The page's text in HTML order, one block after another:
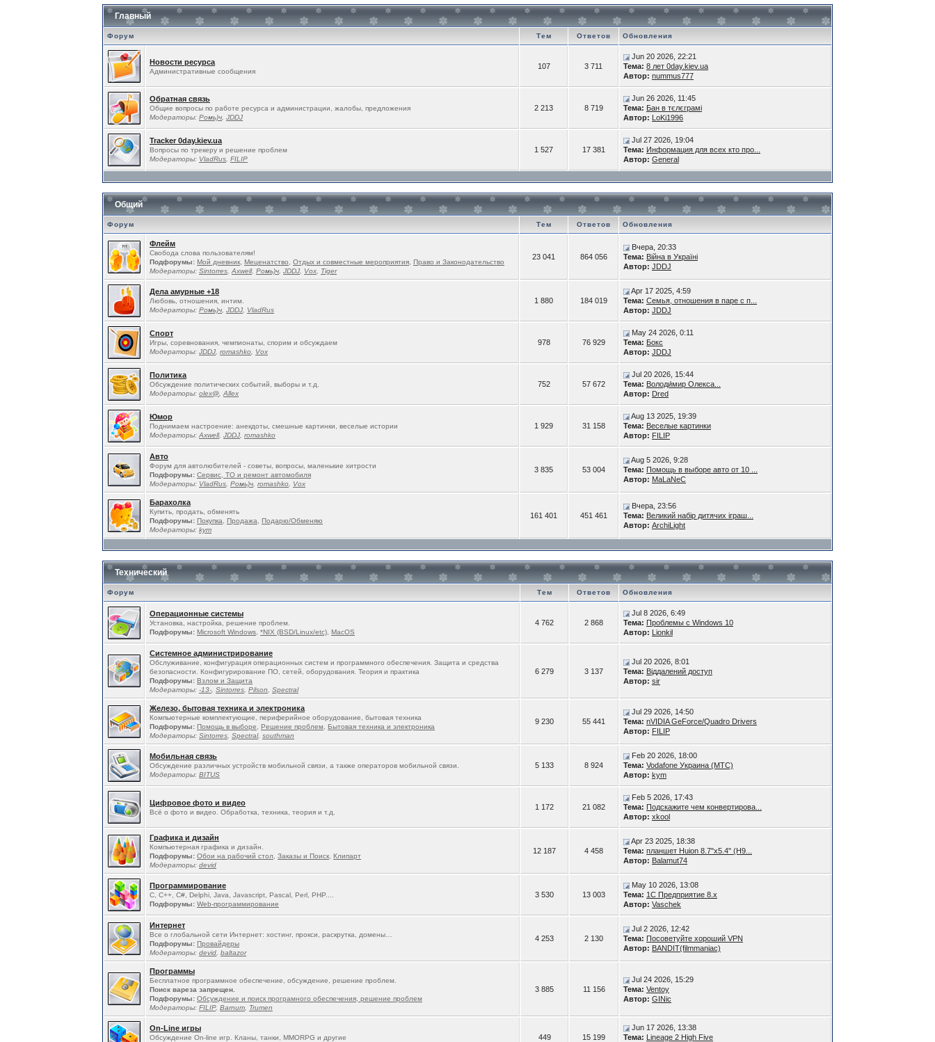
Главный
Форум Тем Ответов Обновления
Новости ресурса
Административные сообщения
107 3 711
Jun 20 2026, 22:21
Тема: 8 лет 0day.kiev.ua
Автор: nummus777
Обратная связь
Общие вопросы по работе ресурса и администрации, жалобы, предложения
Модераторы: Ромь)ч, JDDJ
2 213 8 719
Jun 26 2026, 11:45
Тема: Бан в тєлєграмі
Автор:
LoKi1996
Tracker 0day.kiev.ua
Вопросы по трекеру и решение проблем
Модераторы: VladRus, FILIP
1 527 17 381
Jul 27 2026, 19:04
Тема: Информация для всех кто про...
Автор: General
Общий
Форум Тем Ответов Обновления
Флейм
Свобода слова пользователям!
Подфорумы: Мой дневник, Меценатство, Отдых и совместные мероприятия, Право и Законодательство
Модераторы: Sintorres,Ахwell, Ромь)ч, JDDJ, Vox, Tiger
23 041 864 056
Вчера, 20:33
Тема: Війна в Україні
Автор: JDDJ
Дела амурные +18
Любовь, отношения, интим.
Модераторы: Ромь)ч, JDDJ, VladRus
1 880 184 019
Apr 17 2025, 4:59
Тема: Семья, отношения в паре с п...
Автор: JDDJ
Спорт
Игры, соревнования, чемпионаты, спорим и обсуждаем
Модераторы: JDDJ, romashko, Vox
978 76 929
May 24 2026, 0:11
Тема: Бокс
Автор: JDDJ
Политика
Обсуждение политических событий, выборы и т.д.
Модераторы: olex@,Allex
752 57 672
Jul 20 2026, 15:44
Тема: Володи́мир Олекса...
Автор: Dred
Юмор
Поднимаем настроение: анекдоты, смешные картинки, веселые истории
Модераторы:Ахwell, JDDJ, romashko
1 929 31 158
Aug 13 2025, 19:39
Тема: Веселые картинки
Автор: FILIP
Авто
Форум для автолюбителей - советы, вопросы, маленькие хитрости
Подфорумы: Сервис, ТО и ремонт автомобиля
Модераторы: VladRus, Ромь)ч, romashko, Vox
3 835 53 004
Aug 5 2026, 9:28
Тема: Помощь в выборе авто от 10 ...
Автор: MaLaNeC
Барахолка
Купить, продать, обменять
Подфорумы: Покупка, Продажа, Подарю/Обменяю
Модераторы: kym
161 401 451 461
Вчера, 23:56
Тема: Великий набір дитячих іграш...
Автор: ArchiLight
Технический
Форум Тем Ответов Обновления
Операционные системы
Установка, настройка, решение проблем.
Подфорумы: Microsoft Windows, *NIX (BSD/Linux/etc), MacOS
4 762 2 868
Jul 8 2026, 6:49
Тема: Проблемы с Windows 10
Автор:
Lionkil
Системное администрирование
Обслуживание, конфигурация операционных систем и программного обеспечения. Защита и средства
безопасности. Конфигурирование ПО, сетей, оборудования. Теория и практика
Подфорумы: Взлом и Защита
Модераторы: -13-, Sintorres, Pilson, Spectral
6 279 3 137
Jul 20 2026, 8:01
Тема: Віддалений доступ
Автор: sir
Железо, бытовая техника и электроника
Компьютерные комплектующие, периферийное оборудование, бытовая техника
Подфорумы: Помощь в выборе, Решение проблем, Бытовая техника и электроника
Модераторы: Sintorres, Spectral, southman
9 230 55 441
Jul 29 2026, 14:50
Тема: nVIDIA GeForce/Quadro Drivers
Автор: FILIP
Мобильная связь
Обсуждение различных устройств мобильной связи, а также операторов мобильной связи.
Модераторы: BITUS
5 133 8 924
Feb 20 2026, 18:00
Тема: Vodafone Украина (МТС)
Автор: kym
Цифровое фото и видео
Всё о фото и видео. Обработка, техника, теория и т.д.
1 172 21 082
Feb 5 2026, 17:43
Тема: Подскажите чем конвертирова...
Автор: xkool
Графика и дизайн
Компьютерная графика и дизайн.
Подфорумы: Обои на рабочий стол, Заказы и Поиск, Клипарт
Модераторы: devid
12 187 4 458
Apr 23 2025, 18:38
Тема: планшет Huion 8.7"x5.4" (H9...
Автор: Balamut74
Программирование
C, C++, C#, Delphi, Java, Javascript, Pascal, Perl, PHP....
Подфорумы: Web-программирование
3 530 13 003
May 10 2026, 13:08
Тема: 1С Предприятие 8.х
Автор: Vaschek
Интернет
Все о глобальной сети Интернет: хостинг, прокси, раскрутка, домены…
Подфорумы: Провайдеры
Модераторы: devid, baltazor
4 253 2 130
Jul 2 2026, 12:42
Тема: Посоветуйте хороший VPN
Автор: BANDIT(filmmaniac)
Программы
Бесплатное программное обеспечение, обсуждение, решение проблем.
Поиск вареза запрещен.
Подфорумы: Обсуждение и поиск програмного обеспечения, решение проблем
Модераторы: FILIP, Barnum, Trumen
3 885 11 156
Jul 24 2026, 15:29
Тема: Ventoy
Автор: GINic
On-Line игры
Обсуждение On-line игр. Кланы, танки, MMORPG и другие 449 15 199
Jun 17 2026, 13:38
Тема:
Lineage 2 High Five